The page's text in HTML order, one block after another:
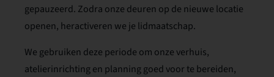
gepauzeerd. Zodra onze deuren op de nieuwe locatie
openen, heractiveren we je lidmaatschap.
We gebruiken deze periode om onze verhuis,
atelierinrichting en planning goed voor te bereiden,